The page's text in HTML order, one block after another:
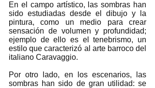
En el campo artístico, las sombras han
sido estudiadas desde el dibujo y la
pintura, como un medio para crear
sensación de volumen y profundidad;
ejemplo de ello es el tenebrismo, un
estilo que caracterizó al arte barroco del
italiano Caravaggio.
Por otro lado, en los escenarios, las
sombras han sido de gran utilidad: se